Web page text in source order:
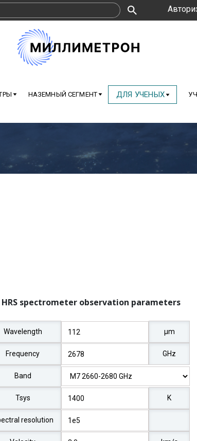
НАЗЕМНЫЙ СЕГМЕНТ ДЛЯ УЧЕНЫХ
HRS spectrometer observation parameters
Wavelength μm
Frequency GHz
Band
Tsys K
resolution